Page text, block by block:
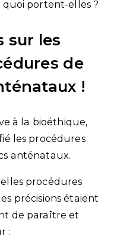
portent-elles ?
sur les
de
!
à la bioéthique,
les procédures
anténataux.
procédures
précisions étaient
de paraître et
: